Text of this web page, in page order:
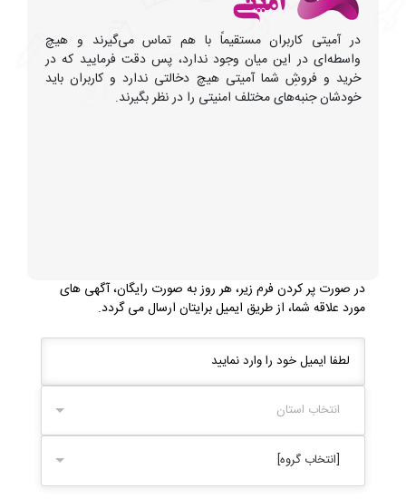
در آمیتی کاربران مستقیماً با هم تماس می‌گیرند و هیچ
واسطه‌ای در این میان وجود ندارد، پس دقت فرمایید که در
خرید و فروشِ شما آمیتی هیچ دخالتی ندارد و کاربران باید
خودشان جنبه‌های مختلف امنیتی را در نظر بگیرند.
در صورت پر کردن فرم زیر، هر روز به صورت رایگان، آگهی های
مورد علاقه شما، از طریق ایمیل برایتان ارسال می گردد.
انتخاب استان
[انتخاب گروه]